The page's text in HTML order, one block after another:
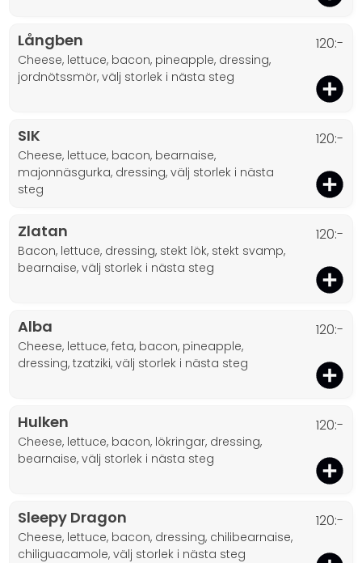
Långben
cheese, lettuce, bacon, pineapple, dressing,
jordnötssmör, välj storlek i nästa steg
120:-
SIK
cheese, lettuce, bacon, bearnaise,
majonnäsgurka, dressing, välj storlek i nästa
steg
120:-
Zlatan
bacon, lettuce, dressing, stekt lök, stekt svamp,
bearnaise, välj storlek i nästa steg
120:-
Alba
cheese, lettuce, feta, bacon, pineapple,
dressing, tzatziki, välj storlek i nästa steg
120:-
Hulken
cheese, lettuce, bacon, lökringar, dressing,
bearnaise, välj storlek i nästa steg
120:-
Sleepy Dragon
cheese, lettuce, bacon, dressing, chilibearnaise,
chiliguacamole, välj storlek i nästa steg
120:-